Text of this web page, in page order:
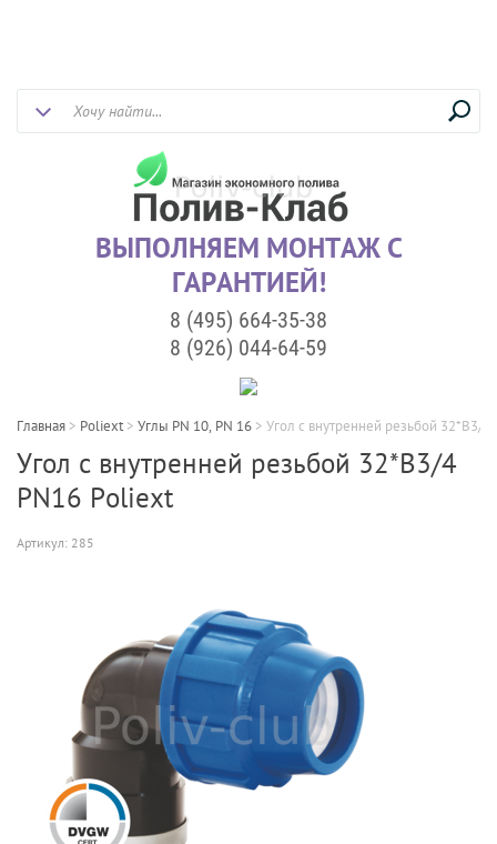
ВЫПОЛНЯЕМ МОНТАЖ С
ГАРАНТИЕЙ!
8 (495) 664-35-38
8 (926) 044-64-59
Главная > Poliext > Углы PN 10, PN 16 > Угол с внутренней резьбой 32*В3/
Угол с внутренней резьбой 32*В3/4
PN16 Poliext
Артикул: 285